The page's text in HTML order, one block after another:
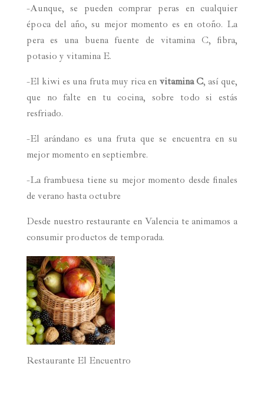
-Aunque, se pueden comprar peras en cualquier
época del año, su mejor momento es en otoño. La
pera es una buena fuente de vitamina C, fibra,
potasio y vitamina E.
-El kiwi es una fruta muy rica en vitamina C, así que,
que no falte en tu cocina, sobre todo si estás
resfriado.
-El arándano es una fruta que se encuentra en su
mejor momento en septiembre.
-La frambuesa tiene su mejor momento desde finales
de verano hasta octubre
Desde nuestro restaurante en Valencia te animamos a
consumir productos de temporada.
Restaurante El Encuentro